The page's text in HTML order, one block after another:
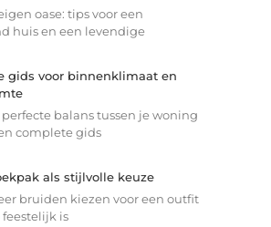
oase: tips voor een
huis en een levendige
gids voor binnenklimaat en
perfecte balans tussen je woning
complete gids
als stijlvolle keuze
bruiden kiezen voor een outfit
is